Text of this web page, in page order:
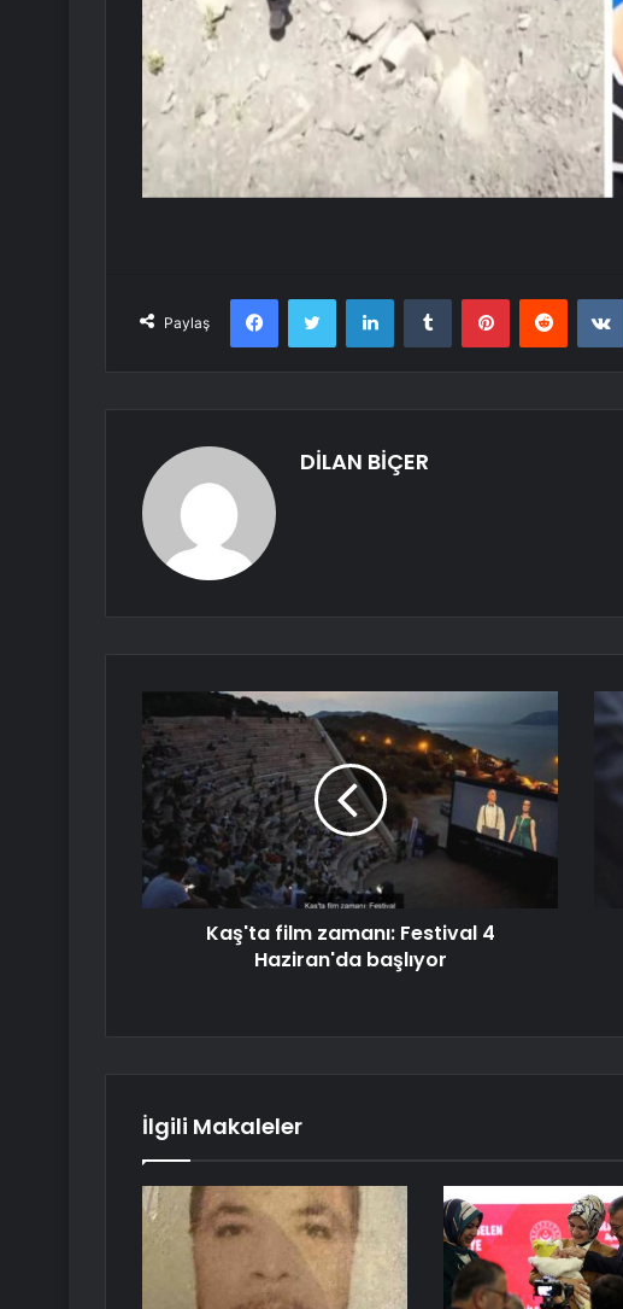
Paylaş
FacebookTwitter LinkedInTumblr PinterestReddit
DİLAN BİÇER
Kaş'ta film zamanı: Festival 4
Haziran'da başlıyor
İlgili Makaleler